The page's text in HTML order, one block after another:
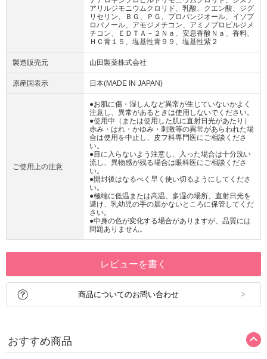
アリルジモニウムクロリド、乳酸、クエン酸、ジグ
リセリン、ＢＧ、ＰＧ、プロパンジオール、イソプ
ロパノール、アモジメチコン、アミノプロピルジメ
チコン、ＥＤＴＡ－２Ｎａ、安息香酸Ｎａ、香料、
ＨＣ青１５、塩基性青９９、塩基性紫２
製造販売元 山田製薬株式会社
原産国表示 日本(MADE IN JAPAN)
ご使用上の注意
●お肌に傷・湿しんなど異常が生じていないかよく
注意し、異常があるときは使用しないでください。
●使用中（または使用した肌に直射日光があたり）
赤み・はれ・かゆみ・刺激等の異常があらわれた場
合は使用を中止し、皮フ科専門医にご相談くださ
い。
●目に入らないよう注意し、入った場合は十分洗い
流し、異物感が残る場合は眼科医にご相談くださ
い。
●開封後はなるべく早く使い切るようにしてくださ
い。
●極端に低温または高温、多湿の場所、直射日光を
避け、乳幼児の手の届かないところに保管してくだ
さい。
●中身の色が変化する場合がありますが、品質には
問題ありません。
レビューを書く
商品についてのお問い合わせ
おすすめ商品